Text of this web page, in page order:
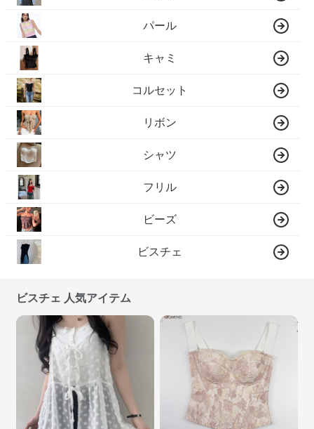
パール
キャミ
コルセット
リボン
シャツ
フリル
ビーズ
ビスチェ
ビスチェ 人気アイテム